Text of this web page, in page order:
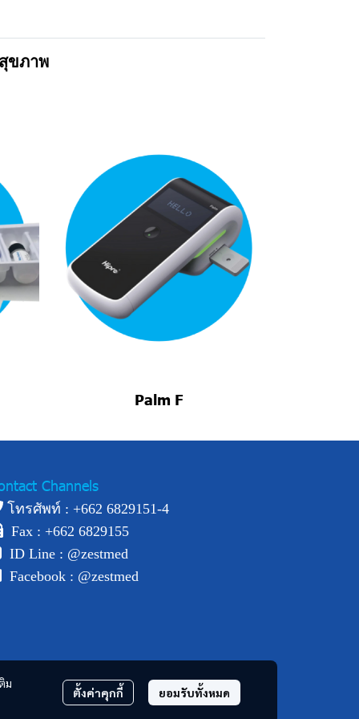
ขภาพ
Palm F
ม
ตั้งค่าคุกกี้ ยอมรับทั้งหมด
Channels
โทรศัพท์ : +662 6829151-4
Fax : +662 6829155
ID Line : @zestmed
Facebook : @zestmed